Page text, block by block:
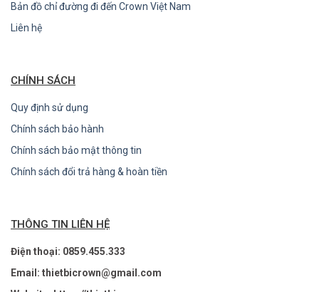
Bản đồ chỉ đường đi đến Crown Việt Nam
Liên hệ
CHÍNH SÁCH
Quy định sử dụng
Chính sách bảo hành
Chính sách bảo mật thông tin
Chính sách đổi trả hàng & hoàn tiền
THÔNG TIN LIÊN HỆ
Điện thoại: 0859.455.333
Email: thietbicrown@gmail.com